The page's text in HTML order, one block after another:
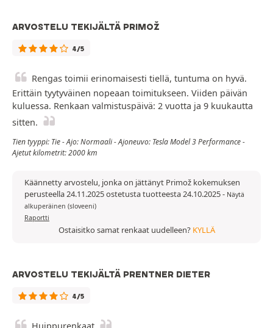
ARVOSTELU TEKIJÄLTÄ PRIMOŽ
4/5
Rengas toimii erinomaisesti tiellä, tuntuma on hyvä.
Erittäin tyytyväinen nopeaan toimitukseen. Viiden päivän
kuluessa. Renkaan valmistuspäivä: 2 vuotta ja 9 kuukautta
sitten.
Tien tyyppi: Tie - Ajo: Normaali - Ajoneuvo: Tesla Model 3 Performance -
Ajetut kilometrit: 2000 km
Käännetty arvostelu, jonka on jättänyt Primož kokemuksen
perusteella 24.11.2025 ostetusta tuotteesta 24.10.2025- Näytä
alkuperäinen (sloveeni)
Raportti
Ostaisitko samat renkaat uudelleen? KYLLÄ
ARVOSTELU TEKIJÄLTÄ PRENTNER DIETER
4/5